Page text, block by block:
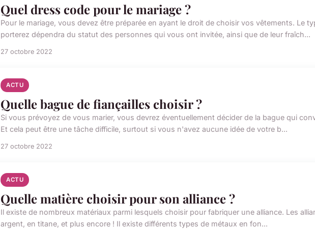
Quel dress code pour le mariage ?
Pour le mariage, vous devez être préparée en ayant le droit de choisir vos vêtements. Le
porterez dépendra du statut des personnes qui vous ont invitée, ainsi que de leur fraîch...
27 octobre 2022
ACTU
Quelle bague de fiançailles choisir ?
Si vous prévoyez de vous marier, vous devrez éventuellement décider de la bague qui
Et cela peut être une tâche difficile, surtout si vous n'avez aucune idée de votre b...
27 octobre 2022
ACTU
Quelle matière choisir pour son alliance ?
Il existe de nombreux matériaux parmi lesquels choisir pour fabriquer une alliance. Les
argent, en titane, et plus encore ! Il existe différents types de métaux en fon...